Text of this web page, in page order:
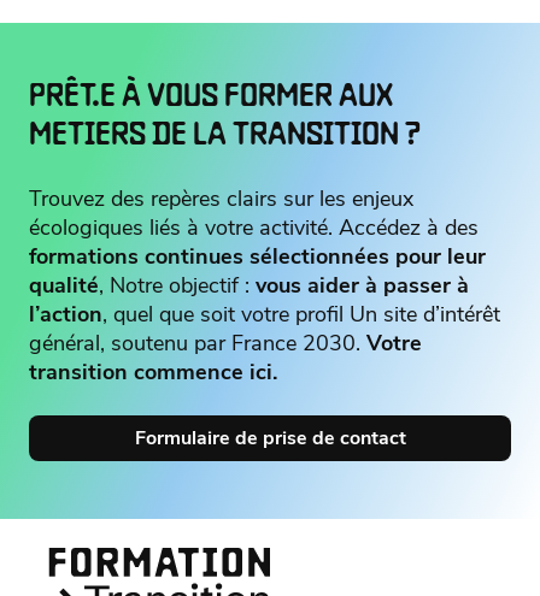
PRÊT.E À VOUS FORMER AUX
METIERS DE LA TRANSITION ?
Trouvez des repères clairs sur les enjeux
écologiques liés à votre activité. Accédez à des
formations continues sélectionnées pour leur
qualité, Notre objectif : vous aider à passer à
l’action, quel que soit votre profil Un site d’intérêt
général, soutenu par France 2030. Votre
transition commence ici.
Formulaire de prise de contact